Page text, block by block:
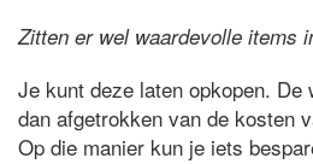
Zitten er wel waardevolle items
Je kunt deze laten opkopen. De
dan afgetrokken van de kosten
Op die manier kun je iets